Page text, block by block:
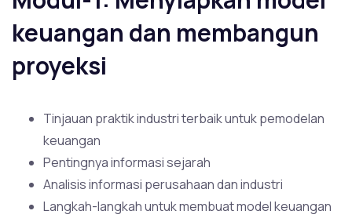
keuangan dan membangun
proyeksi
Tinjauan praktik industri terbaik untuk pemodelan
keuangan
Pentingnya informasi sejarah
Analisis informasi perusahaan dan industri
Langkah-langkah untuk membuat model keuangan